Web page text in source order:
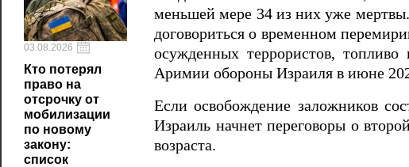
03.08.2026
Кто потерял
право на
отсрочку от
мобилизации
по новому
закону:
список
меньшей мере 34 из них уже
договориться о временном
осужденных террористов,
Аримии обороны Израиля в июне
Если освобождение заложников
Израиль начнет переговоры о
возраста.